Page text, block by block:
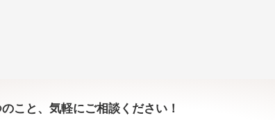
こと、気軽にご相談ください！